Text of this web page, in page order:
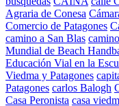
Agraria de Conesa
Comercio de Patagones
camino a San Blas
Mundial de Beach
Educación Vial en la
Viedma y Patagones
Patagones carlos Balogh
Casa Peronista casa